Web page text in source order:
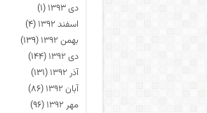
دی ۱۳۹۳
(۱)
اسفند ۱۳۹۲
(۴)
بهمن ۱۳۹۲
(۱۳۹)
دی ۱۳۹۲
(۱۴۴)
آذر ۱۳۹۲
(۱۳۱)
آبان ۱۳۹۲
(۸۶)
مهر ۱۳۹۲
(۹۶)